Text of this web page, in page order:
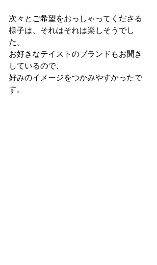
次々とご希望をおっしゃってくださる
様子は、それはそれは楽しそうでし
た。
お好きなテイストのブランドもお聞き
しているので、
好みのイメージをつかみやすかったで
す。